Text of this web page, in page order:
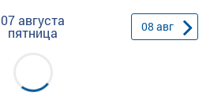
07 августа
пятница 08 авг